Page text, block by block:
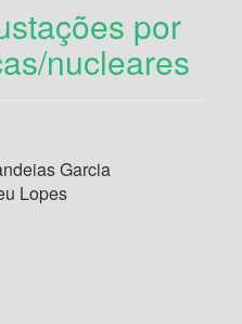
por
nucleares
Garcia
Lopes